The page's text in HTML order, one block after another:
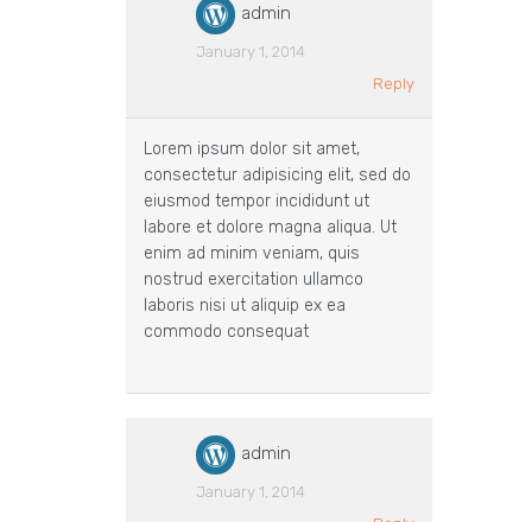
admin
January 1, 2014
Reply
Lorem ipsum dolor sit amet,
consectetur adipisicing elit, sed do
eiusmod tempor incididunt ut
labore et dolore magna aliqua. Ut
enim ad minim veniam, quis
nostrud exercitation ullamco
laboris nisi ut aliquip ex ea
commodo consequat
admin
January 1, 2014